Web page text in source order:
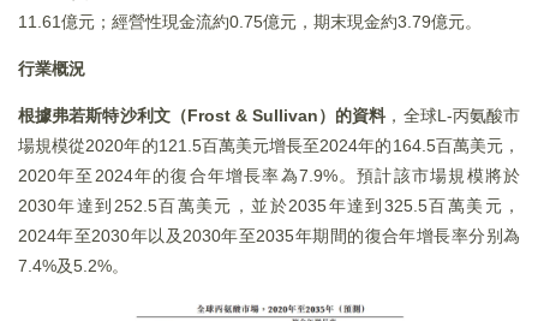
11.61億元；經營性現金流約0.75億元，期末現金約3.79億元。
行業概況
根據弗若斯特沙利文（Frost & Sullivan）的資料 ，全球L-丙氨酸市
場規模從2020年的121.5百萬美元增長至2024年的164.5百萬美元，
2020年至2024年的復合年增長率為7.9%。預計該市場規模將於
2030年達到252.5百萬美元，並於2035年達到325.5百萬美元，
2024年至2030年以及2030年至2035年期間的復合年增長率分别為
7.4%及5.2%。